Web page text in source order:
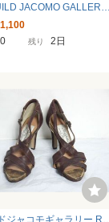
JACOMO GALLER
ールサンダル 36.5 ブラ
ディース
1,100
0 残り 2日
ジャコモギャラリー Ric